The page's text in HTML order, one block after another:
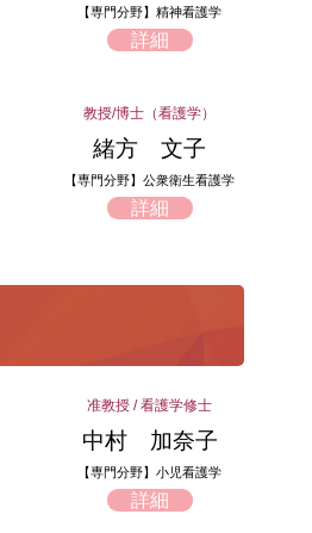
【専門分野】精神看護学
詳細
教授/博士（看護学）
緒方 文子
【専門分野】公衆衛生看護学
詳細
准教授 / 看護学修士
中村 加奈子
【専門分野】小児看護学
詳細